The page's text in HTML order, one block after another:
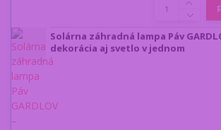
Solárna záhradná lampa Páv
dekorácia aj svetlo v jednom